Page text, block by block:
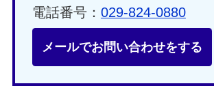
電話番号： 029-824-0880
メールでお問い合わせをする